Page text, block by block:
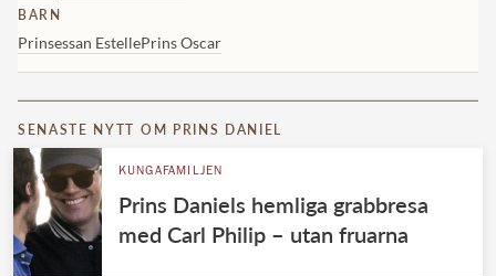
BARN
Prinsessan EstellePrins Oscar
SENASTE NYTT OM PRINS DANIEL
KUNGAFAMILJEN
Prins Daniels hemliga grabbresa
med Carl Philip – utan fruarna